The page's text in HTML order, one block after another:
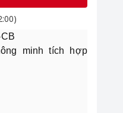
minh tích hợp